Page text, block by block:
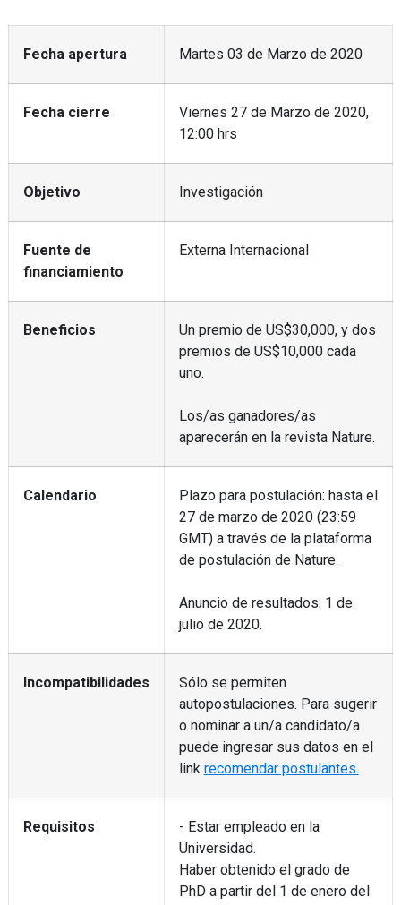
Fecha apertura Martes 03 de Marzo de 2020
Fecha cierre
Viernes 27 de Marzo de 2020,
12:00 hrs
Objetivo Investigación
Fuente de
financiamiento
Externa Internacional
Beneficios
Un premio de US$30,000, y dos
premios de US$10,000 cada
uno.
Los/as ganadores/as
aparecerán en la revista Nature.
Calendario
Plazo para postulación: hasta el
27 de marzo de 2020 (23:59
GMT) a través de la plataforma
de postulación de Nature.
Anuncio de resultados: 1 de
julio de 2020.
Incompatibilidades
Sólo se permiten
autopostulaciones. Para sugerir
o nominar a un/a candidato/a
puede ingresar sus datos en el
link recomendar postulantes.
Requisitos
- Estar empleado en la
Universidad.
Haber obtenido el grado de
PhD a partir del 1 de enero del